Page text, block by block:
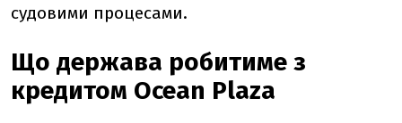
судовими процесами.
Що держава робитиме з
кредитом Ocean Plaza